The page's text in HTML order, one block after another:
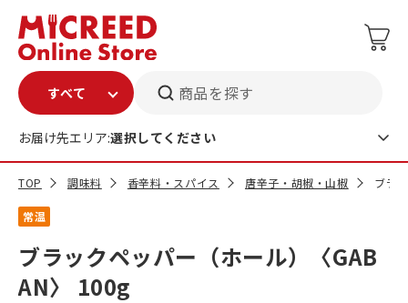
商品を探す
お届け先エリア:選択してください
TOP 調味料 香辛料・スパイス 唐辛子・胡椒・山椒 ブラ
常温
ブラックペッパー（ホール）〈GAB
AN〉 100g